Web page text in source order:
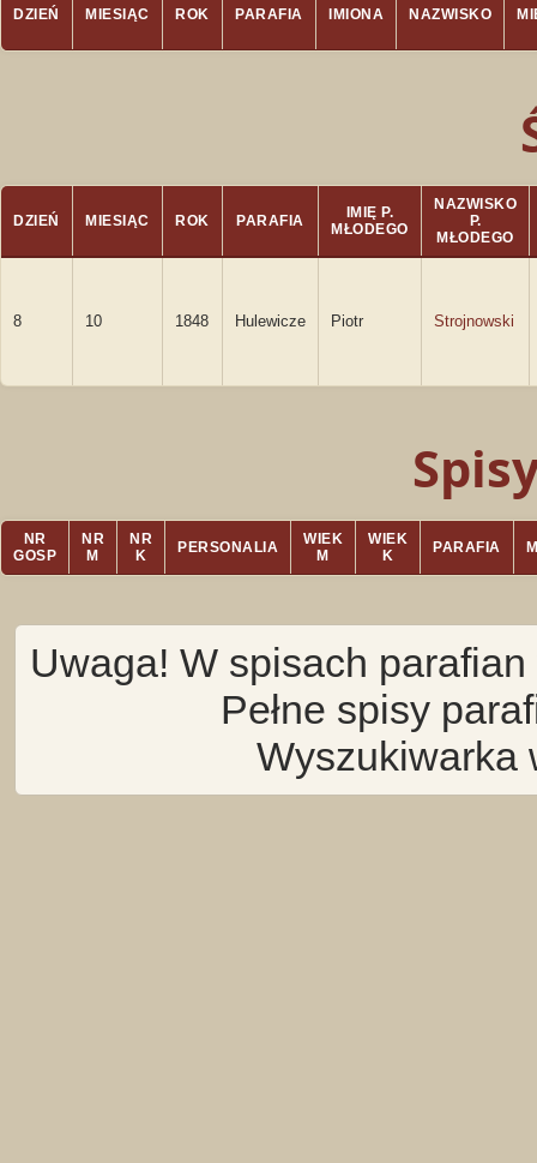
DZIEŃ MIESIĄC ROK PARAFIA IMIONA NAZWISKO
DZIEŃ MIESIĄC ROK PARAFIA
IMIĘ P.
MŁODEGO
NAZWISKO
P.
MŁODEGO
8 10 1848 Hulewicze Piotr Strojnowski
NR
GOSP
NR
M
NR
K
PERSONALIA
WIEK
M
WIEK
K
PARAFIA
Uwaga! W spisach
Pełne spisy
Wyszukiwarka